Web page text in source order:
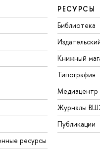
ресурсы
РЕСУРСЫ
Библиотека
Книжный
Типография
Медиацентр
Журналы
Публикации